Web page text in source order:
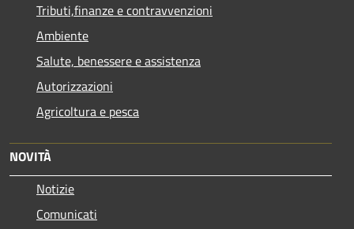
Tributi,finanze e contravvenzioni
Ambiente
Salute, benessere e assistenza
Autorizzazioni
Agricoltura e pesca
NOVITÀ
Notizie
Comunicati